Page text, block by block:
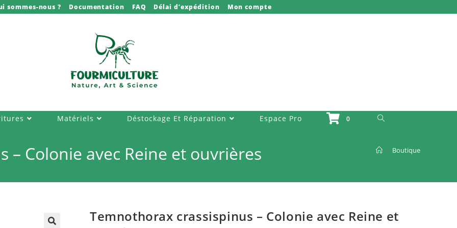
sommes-nous ? Documentation FAQ Délai d’expédition Mon compte
Matériels Déstockage Et Réparation Espace Pro 0 Toggle Website Search
– Colonie avec Reine et ouvrières > Boutique
Temnothorax crassispinus – Colonie avec Reine et